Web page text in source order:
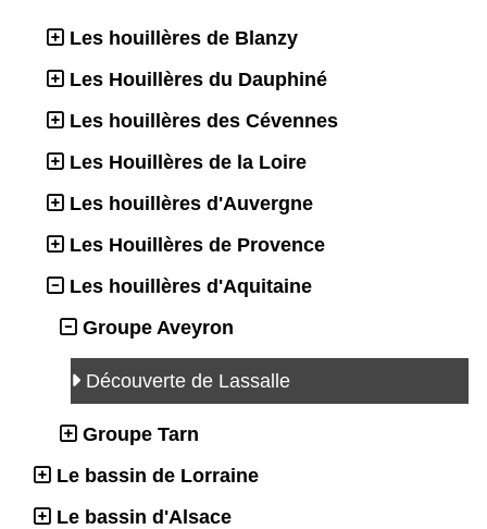
Les houillères de Blanzy
Les Houillères du Dauphiné
Les houillères des Cévennes
Les Houillères de la Loire
Les houillères d'Auvergne
Les Houillères de Provence
Les houillères d'Aquitaine
Groupe Aveyron
Découverte de Lassalle
Groupe Tarn
Le bassin de Lorraine
Le bassin d'Alsace